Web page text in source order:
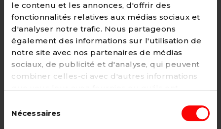
le contenu et les annonces, d'offrir des
fonctionnalités relatives aux médias sociaux et
d'analyser notre trafic. Nous partageons
également des informations sur l'utilisation de
notre site avec nos partenaires de médias
sociaux, de publicité et d'analyse, qui peuvent
combiner celles-ci avec d'autres informations
services. Vous pouvez à tout moment modifier
politique
duNécessaires
CHOISIR →
Adhésion
2€ - Paiement mensuel